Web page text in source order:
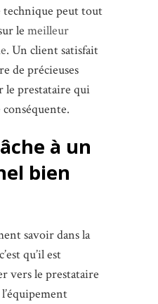
peut tout
le meilleur
. Un client satisfait
de précieuses
le prestataire qui
à un
bien
savoir dans la
qu’il est
vers le prestataire